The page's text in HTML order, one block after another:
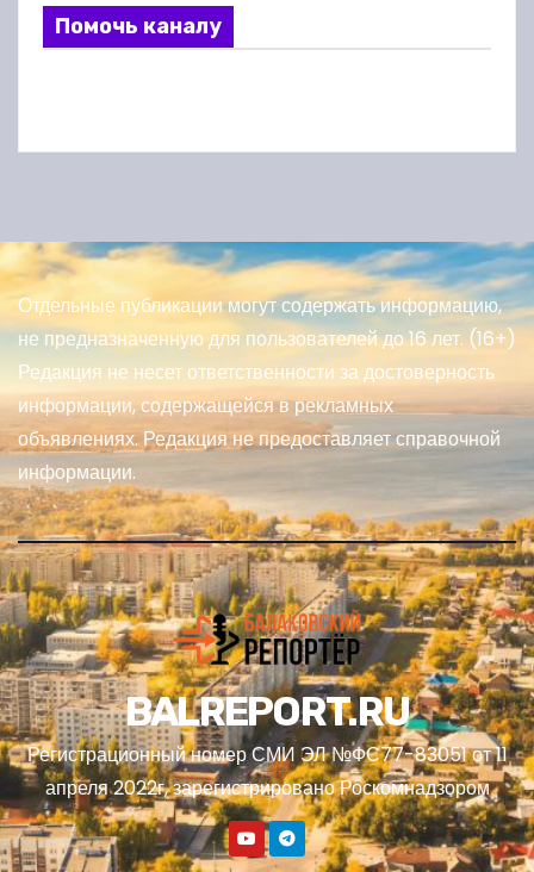
Помочь каналу
Отдельные публикации могут содержать информацию,
не предназначенную для пользователей до 16 лет. (16+)
Редакция не несет ответственности за достоверность
информации, содержащейся в рекламных
объявлениях. Редакция не предоставляет справочной
информации.
BALREPORT.RU
Регистрационный номер СМИ ЭЛ №ФС77-83051 от 11
апреля 2022г, зарегистрировано Роскомнадзором